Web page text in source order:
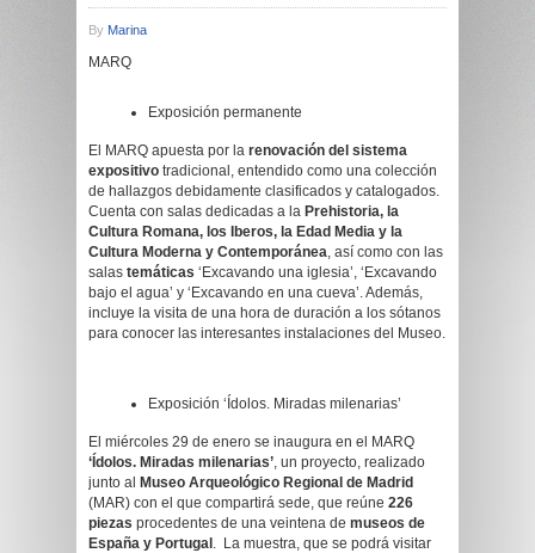
By Marina
MARQ
Exposición permanente
El MARQ apuesta por la renovación del sistema
expositivo tradicional, entendido como una colección
de hallazgos debidamente clasificados y catalogados.
Cuenta con salas dedicadas a la Prehistoria, la
Cultura Romana, los Iberos, la Edad Media y la
Cultura Moderna y Contemporánea, así como con las
salas temáticas ‘Excavando una iglesia’, ‘Excavando
bajo el agua’ y ‘Excavando en una cueva’. Además,
incluye la visita de una hora de duración a los sótanos
para conocer las interesantes instalaciones del Museo.
Exposición ‘Ídolos. Miradas milenarias’
El miércoles 29 de enero se inaugura en el MARQ
‘Ídolos. Miradas milenarias’, un proyecto, realizado
junto al Museo Arqueológico Regional de Madrid
(MAR) con el que compartirá sede, que reúne 226
piezas procedentes de una veintena de museos de
España y Portugal . La muestra, que se podrá visitar